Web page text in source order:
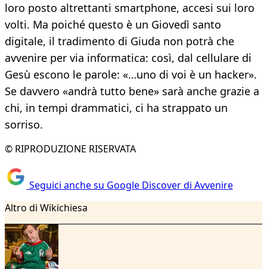
loro posto altrettanti smartphone, accesi sui loro
volti. Ma poiché questo è un Giovedì santo
digitale, il tradimento di Giuda non potrà che
avvenire per via informatica: così, dal cellulare di
Gesù escono le parole: «…uno di voi è un hacker».
Se davvero «andrà tutto bene» sarà anche grazie a
chi, in tempi drammatici, ci ha strappato un
sorriso.
© RIPRODUZIONE RISERVATA
Seguici anche su Google Discover di Avvenire
Altro di Wikichiesa